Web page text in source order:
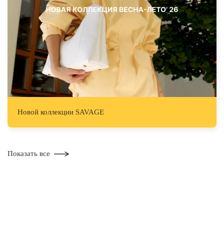
Hовой коллекции SAVAGE
Показать все